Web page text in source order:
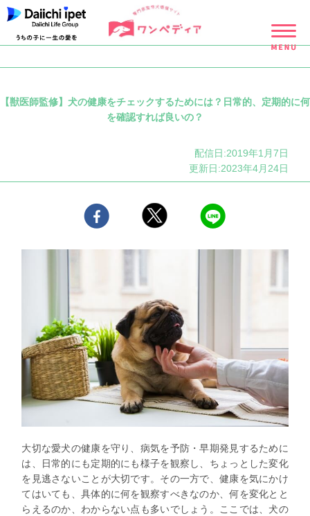
【獣医師監修】犬の健康をチェックするためには？日常的、定期的に何
を確認すれば良いの？
配信日:2019年1月7日
更新日:2023年4月24日
大切な愛犬の健康を守り、病気を予防・早期発見するために
は、日常的にも定期的にも様子を観察し、ちょっとした変化
を見逃さないことが大切です。その一方で、健康を気にかけ
てはいても、具体的に何を観察すべきなのか、何を変化とと
らえるのか、わからない点も多いでしょう。ここでは、犬の